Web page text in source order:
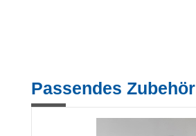
Produktgalerie überspringen
Passendes Zubehör